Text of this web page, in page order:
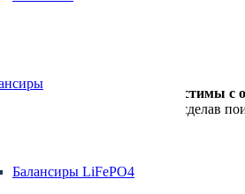
Балансиры LiFePO4
в каталоге АКБ совместимы
изучив перечень и сделав